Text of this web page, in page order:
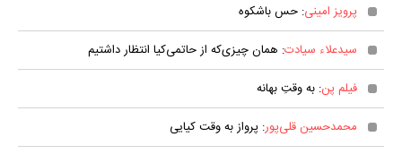
پرویز امینی: حس باشکوه
سیدعلاء سیادت: همان چیزی‌که از حاتمی‌کیا انتظار داشتیم
فیلم پن: به وقتِ بهانه
محمدحسین قلی‌پور: پرواز به وقت کیایی